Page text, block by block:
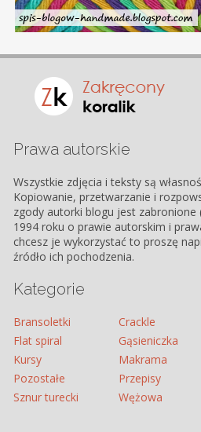
Prawa autorskie
Wszystkie zdjęcia i teksty są
Kopiowanie, przetwarzanie i
zgody autorki blogu jest zabronione
1994 roku o prawie autorskim i
chcesz je wykorzystać to proszę
źródło ich pochodzenia.
Kategorie
Bransoletki Crackle
Flat spiral
Gąsieniczka
Kursy
Makrama
Pozostałe
Przepisy
Sznur turecki
Wężowa